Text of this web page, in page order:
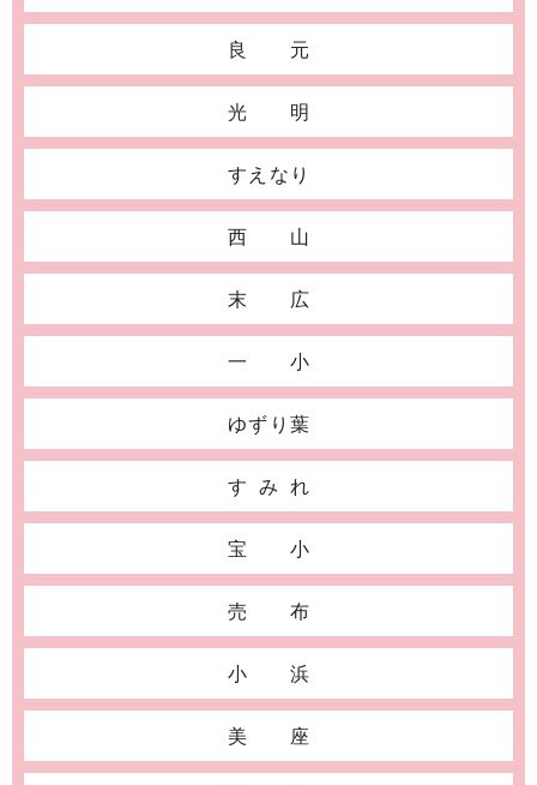
良元
光明
すえなり
西山
末広
一小
ゆずり葉
すみれ
宝小
売布
小浜
美座